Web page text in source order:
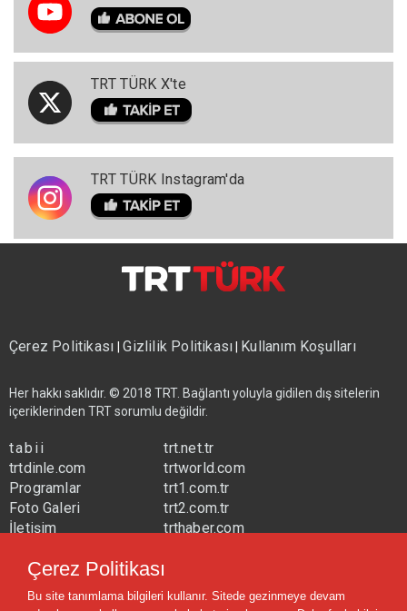
TRT TÜRK X'te
TRT TÜRK Instagram'da
Çerez Politikası|Gizlilik Politikası| Kullanım Koşulları
Her hakkı saklıdır. © 2018 TRT. Bağlantı yoluyla gidilen dış sitelerin
içeriklerinden TRT sorumlu değildir.
tabii
trtdinle.com
Programlar
Foto Galeri
İletişim
trt.net.tr
trtworld.com
trt1.com.tr
trt2.com.tr
trthaber.com
trtavaz.com.tr
trtmuzik.net.tr
Çerez Politikası
Bu site tanımlama bilgileri kullanır. Sitede gezinmeye devam